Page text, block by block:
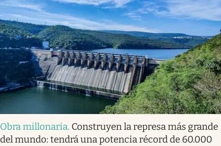
Obra millonaria. Construyen la represa más grande
del mundo: tendrá una potencia récord de 60.000